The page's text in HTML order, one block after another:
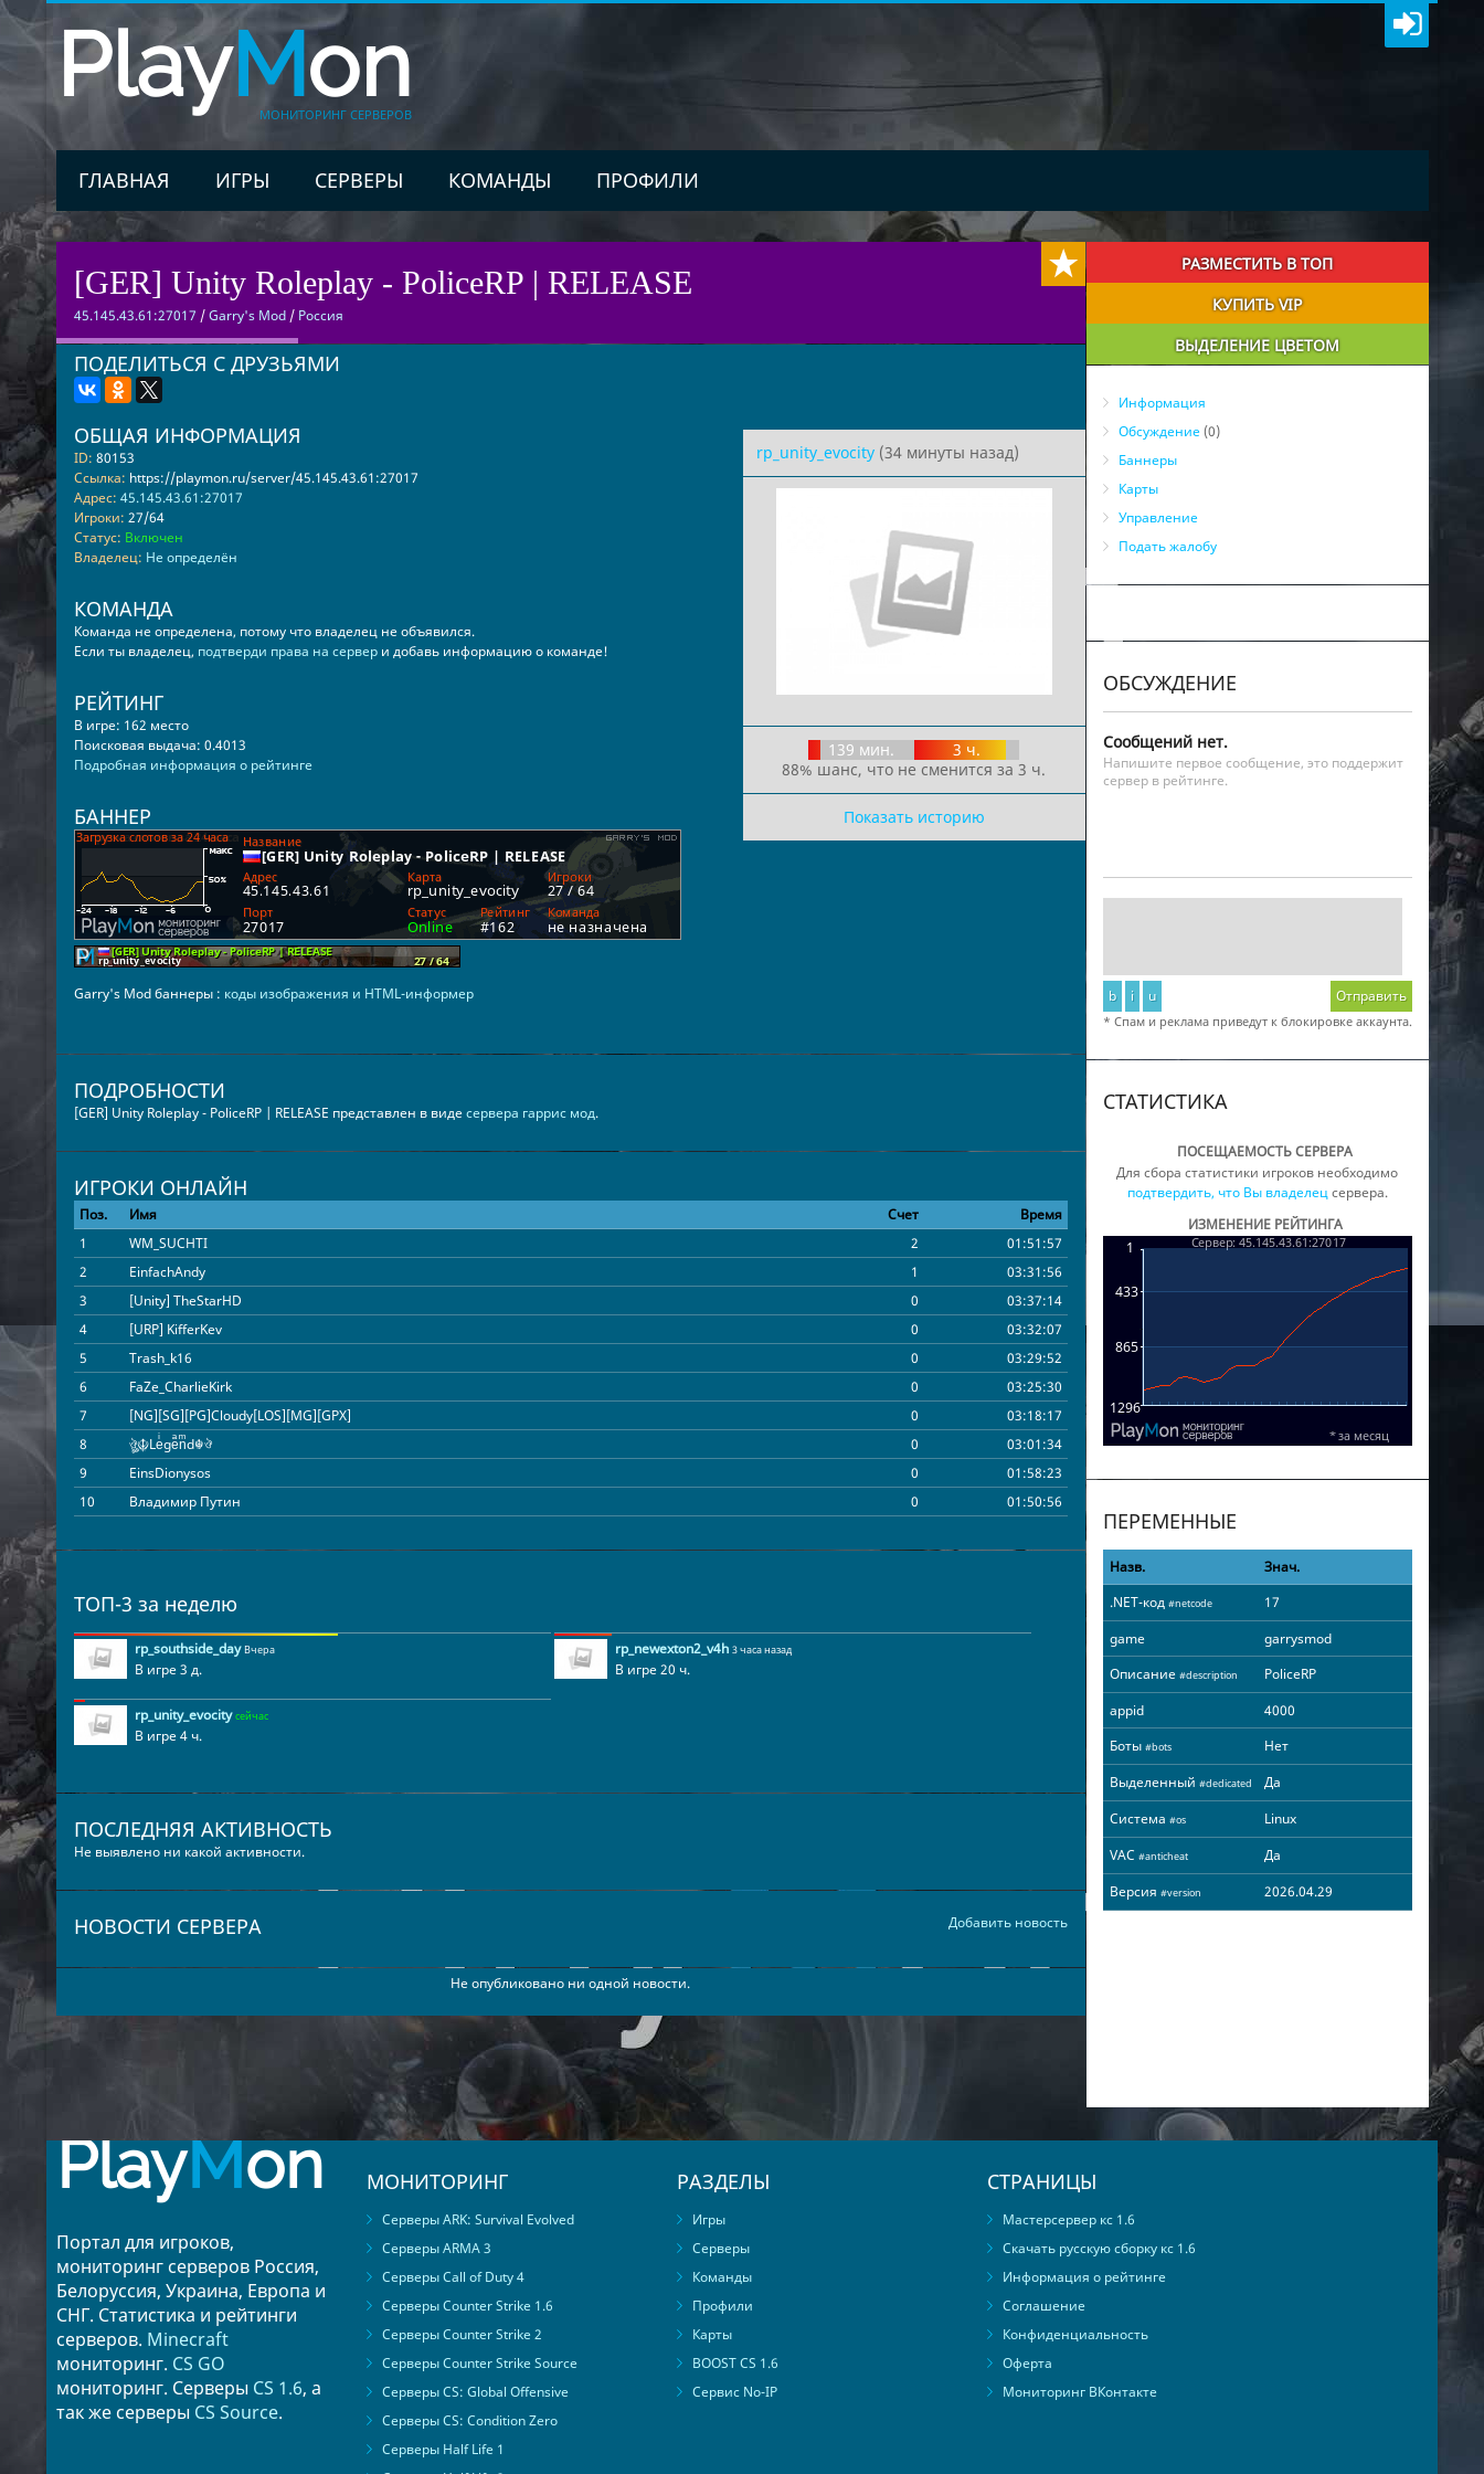
PlayMon
МОНИТОРИНГ СЕРВЕРОВ
ГЛАВНАЯ ИГРЫ СЕРВЕРЫ КОМАНДЫ ПРОФИЛИ
[GER] Unity Roleplay - PoliceRP | RELEASE
45.145.43.61:27017 /Garry's Mod/ Россия
ПОДЕЛИТЬСЯ С ДРУЗЬЯМИ
rp_unity_evocity(34 минуты назад)
139 мин.
3 ч.
88% шанс, что не сменится за 3 ч.
Показать историю
ОБЩАЯ ИНФОРМАЦИЯ
ID: 80153
Ссылка: https://playmon.ru/server/45.145.43.61:27017
Адрес: 45.145.43.61:27017
Игроки: 27/64
Статус: Включен
Владелец: Не определён
КОМАНДА
Команда не определена, потому что владелец не объявился.
Если ты владелец, подтверди права на сервери добавь информацию о команде!
РЕЙТИНГ
В игре: 162 место
Поисковая выдача: 0.4013
Подробная информация о рейтинге
БАННЕР
Garry's Mod баннеры : коды изображения и HTML-информер
ПОДРОБНОСТИ
[GER] Unity Roleplay - PoliceRP | RELEASE представлен в видесервера гаррис мод.
ИГРОКИ ОНЛАЙН
Поз. Имя Счет
Время
1
WM_SUCHTI 2
01:51:57
2
EinfachAndy 1
03:31:56
3
[Unity] TheStarHD 0
03:37:14
4
[URP] KifferKev 0
03:32:07
5
Trash_k16 0
03:29:52
6
FaZe_CharlieKirk 0
03:25:30
7
[NG][SG][PG]Cloudy[LOS][MG][GPX] 0
03:18:17
8
ঔৣ☬Leͥgeͣnͫd☬ঔ 0
03:01:34
9
EinsDionysos 0
01:58:23
10
Владимир Путин 0
01:50:56
14
Snox
15
76el*
16
Amir
17
レオン
18
OTTerVanBismarck
20
F 0
00:28:27
22
Neptunius
25
Meine Oma ist auf Tinder gebannt
00:08:09
ТОП-3 за неделю
rp_southside_day Вчера
В игре 3 д.
rp_newexton2_v4h 3 часа назад
В игре 20 ч.
rp_unity_evocity сейчас
В игре 4 ч.
ПОСЛЕДНЯЯ АКТИВНОСТЬ
Не выявлено ни какой активности.
Добавить новость
НОВОСТИ СЕРВЕРА
Не опубликовано ни одной новости.
РАЗМЕСТИТЬ В ТОП
КУПИТЬ VIP
ВЫДЕЛЕНИЕ ЦВЕТОМ
Информация
Обсуждение(0)
Баннеры
Карты
Управление
Подать жалобу
ОБСУЖДЕНИЕ
Сообщений нет.
Напишите первое сообщение, это поддержит
сервер в рейтинге.
b i u Отправить
* Спам и реклама приведут к блокировке аккаунта.
СТАТИСТИКА
ПОСЕЩАЕМОСТЬ СЕРВЕРА
Для сбора статистики игроков необходимо
подтвердить, что Вы владелецсервера.
ИЗМЕНЕНИЕ РЕЙТИНГА
ПЕРЕМЕННЫЕ
Назв.
Знач.
.NET-код #netcode
17
game
garrysmod
Описание #description
PoliceRP
appid
4000
Боты #bots
Нет
Выделенный #dedicated
Да
Система #os
Linux
VAC #anticheat
Да
Версия #version 2026.04.29
PlayMon
Портал для игроков,
мониторинг серверов Россия,
Белоруссия, Украина, Европа и
СНГ. Статистика и рейтинги
серверов. Minecraft
мониторинг. CS GO
мониторинг. Серверы CS 1.6, а
так же серверы CS Source.
МОНИТОРИНГ
Серверы ARK: Survival Evolved
Серверы ARMA 3
Серверы Call of Duty 4
Серверы Counter Strike 1.6
Серверы Counter Strike 2
Серверы Counter Strike Source
Серверы CS: Global Offensive
Серверы CS: Condition Zero
Серверы Half Life 1
РАЗДЕЛЫ
Игры
Серверы
Команды
Профили
Карты
BOOST CS 1.6
Сервис No-IP
СТРАНИЦЫ
Мастерсервер кс 1.6
Скачать русскую сборку кс 1.6
Информация о рейтинге
Соглашение
Конфиденциальность
Оферта
Мониторинг ВКонтакте